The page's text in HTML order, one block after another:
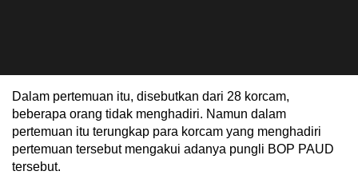
Dalam pertemuan itu, disebutkan dari 28 korcam,
beberapa orang tidak menghadiri. Namun dalam
pertemuan itu terungkap para korcam yang menghadiri
pertemuan tersebut mengakui adanya pungli BOP PAUD
tersebut.